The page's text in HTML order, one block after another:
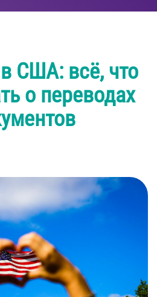
США: всё, что
о переводах